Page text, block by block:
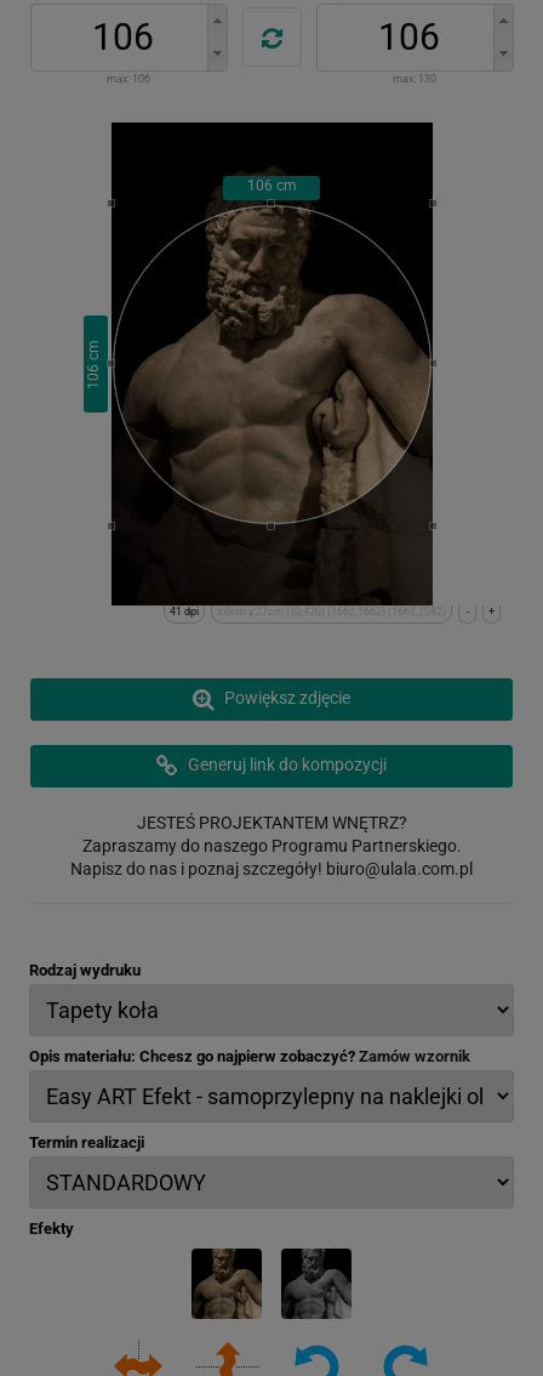
max: 106 max: 130
106 cm
106
cm
+
-
x:0cm y:27cm | (0,420) (1662,1662) (1662,2082)
41 dpi
Powiększ zdjęcie
Generuj link do kompozycji
JESTEŚ PROJEKTANTEM WNĘTRZ?
Zapraszamy do naszego Programu Partnerskiego.
Napisz do nas i poznaj szczegóły! biuro@ulala.com.pl
Rodzaj wydruku
Opis materiału: Chcesz go najpierw zobaczyć? Zamów wzornik
Termin realizacji
Efekty